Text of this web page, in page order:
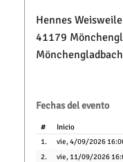
Hennes
41179
Mönchengladbach
Fechas del evento
# Inicio
1.
vie, 4/09/2026
2.
vie, 11/09/2026